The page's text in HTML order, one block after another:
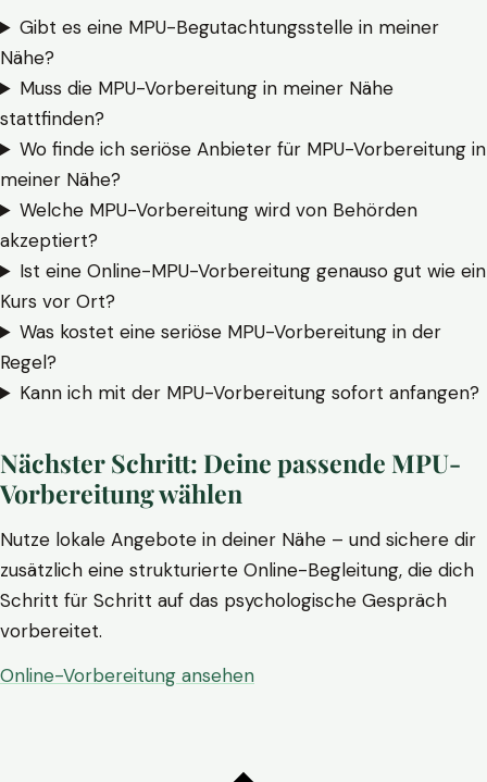
Gibt es eine MPU-Begutachtungsstelle in meiner
Nähe?
Muss die MPU-Vorbereitung in meiner Nähe
stattfinden?
Wo finde ich seriöse Anbieter für MPU-Vorbereitung in
meiner Nähe?
Welche MPU-Vorbereitung wird von Behörden
akzeptiert?
Ist eine Online-MPU-Vorbereitung genauso gut wie ein
Kurs vor Ort?
Was kostet eine seriöse MPU-Vorbereitung in der
Regel?
Kann ich mit der MPU-Vorbereitung sofort anfangen?
Nächster Schritt: Deine passende MPU-
Vorbereitung wählen
Nutze lokale Angebote in deiner Nähe – und sichere dir
zusätzlich eine strukturierte Online-Begleitung, die dich
Schritt für Schritt auf das psychologische Gespräch
vorbereitet.
Online-Vorbereitung ansehen